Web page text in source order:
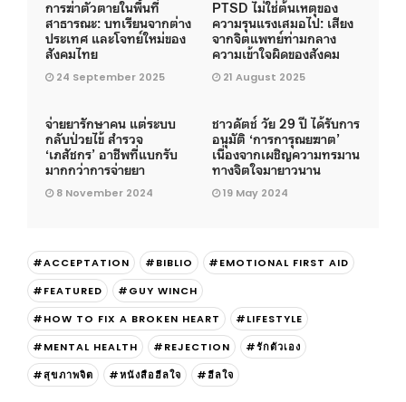
การฆ่าตัวตายในพื้นที่
สาธารณะ: บทเรียนจากต่าง
ประเทศ และโจทย์ใหม่ของ
สังคมไทย
24 September 2025
PTSD ไม่ใช่ต้นเหตุของ
ความรุนแรงเสมอไป: เสียง
จากจิตแพทย์ท่ามกลาง
ความเข้าใจผิดของสังคม
21 August 2025
จ่ายยารักษาคน แต่ระบบ
กลับป่วยไข้ สำรวจ
‘เภสัชกร’ อาชีพที่แบกรับ
มากกว่าการจ่ายยา
8 November 2024
ชาวดัตช์ วัย 29 ปี ได้รับการ
อนุมัติ ‘การการุณยฆาต’
เนื่องจากเผชิญความทรมาน
ทางจิตใจมายาวนาน
19 May 2024
#ACCEPTATION #BIBLIO
#EMOTIONAL FIRST AID
#FEATURED
#GUY WINCH
#HOW TO FIX A BROKEN HEART
#LIFESTYLE
#MENTAL HEALTH
#REJECTION
#รักตัวเอง
#สุขภาพจิต
#หนังสือฮีลใจ #ฮีลใจ